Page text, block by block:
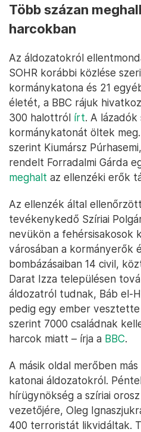
Több százan
harcokban
Az áldozatokról
SOHR korábbi közlése
kormánykatona és 21
életét, a BBC rájuk
300 halottról írt. A
kormánykatonát öltek
szerint Kiumársz
rendelt Forradalmi Gárda
meghalt az ellenzéki erők
Az ellenzék által
tevékenykedő Szíriai
nevükön a fehérsisakosok
városában a kormányerők
bombázásaiban 14 civil,
Darat Izza településen
áldozatról tudnak, Báb el-
pedig egy ember
szerint 7000 családnak
harcok miatt – írja a BBC.
A másik oldal merőben
katonai áldozatokról.
hírügynökség a szíriai
vezetőjére, Oleg
400 terroristát likvidáltak.